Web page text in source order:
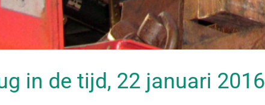
in de tijd, 22 januari 2016